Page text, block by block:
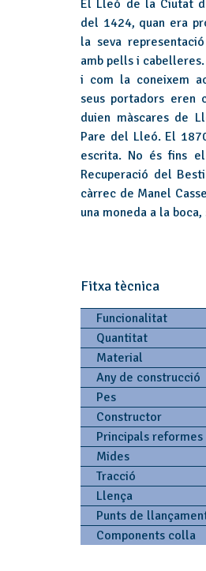
El Lleó de la Ciutat
del 1424, quan era
la seva
amb pells i
i com la coneixem
seus portadors eren
duien màscares de
Pare del Lleó. El
escrita. No és fins
Recuperació del
càrrec de Manel
una moneda a la
Fitxa tècnica
Funcionalitat
Quantitat
Material
Any de construcció
Pes
Constructor
Principals reformes
Mides
Tracció
Llença
Punts de
Components colla